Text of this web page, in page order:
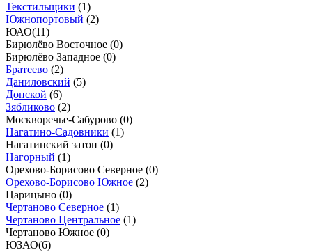
Текстильщики (1)
Южнопортовый (2)
ЮАО(11)
Бирюлёво Восточное (0)
Бирюлёво Западное (0)
Братеево (2)
Даниловский (5)
Донской (6)
Зябликово (2)
Москворечье-Сабурово (0)
Нагатино-Садовники (1)
Нагатинский затон (0)
Нагорный (1)
Орехово-Борисово Северное (0)
Орехово-Борисово Южное (2)
Царицыно (0)
Чертаново Северное (1)
Чертаново Центральное (1)
Чертаново Южное (0)
ЮЗАО(6)